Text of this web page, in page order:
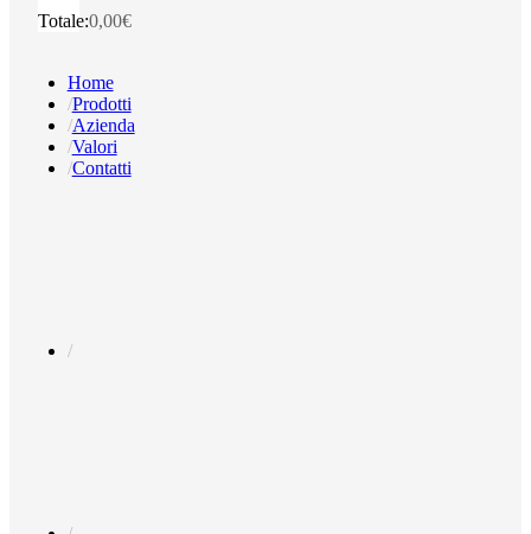
Totale:0,00€
Home
Prodotti
Azienda
Valori
Contatti